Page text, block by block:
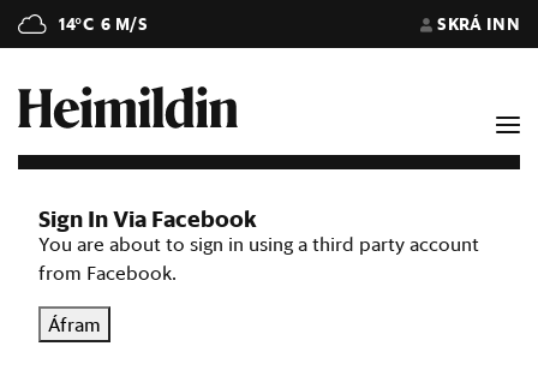
14°C 6 M/S SKRÁ INN
Sign In Via Facebook
You are about to sign in using a third party account
from Facebook.
Áfram